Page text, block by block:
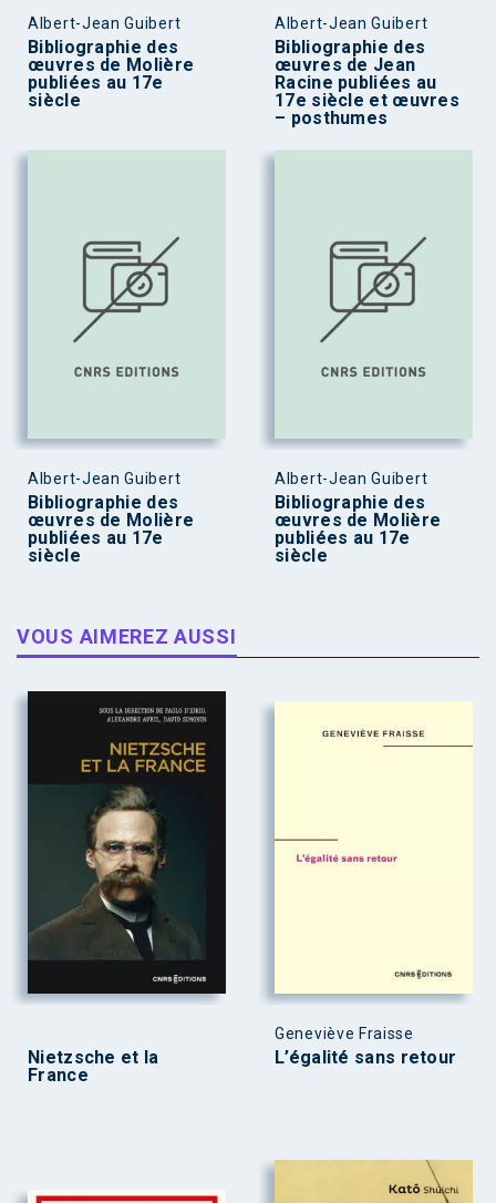
Albert-Jean Guibert
Bibliographie des
œuvres de Molière
publiées au 17e
siècle
Albert-Jean Guibert
Bibliographie des
œuvres de Jean
Racine publiées au
17e siècle et œuvres
– posthumes
Albert-Jean Guibert
Bibliographie des
œuvres de Molière
publiées au 17e
siècle
Albert-Jean Guibert
Bibliographie des
œuvres de Molière
publiées au 17e
siècle
VOUS AIMEREZ AUSSI
Nietzsche et la
France
Geneviève Fraisse
L’égalité sans retour